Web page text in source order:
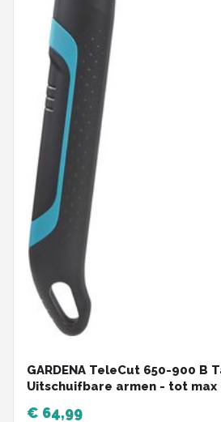
GARDENA TeleCut 650-900 B
Uitschuifbare armen - tot max
€ 64,99